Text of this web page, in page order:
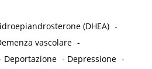
(DHEA) -
vascolare -
Deportazione - Depressione -